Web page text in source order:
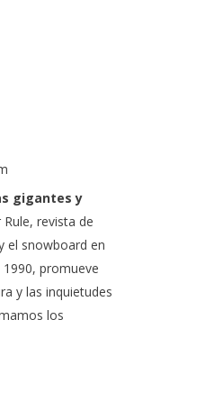
gigantes y
Rule, revista de
el snowboard en
promueve
y las inquietudes
los